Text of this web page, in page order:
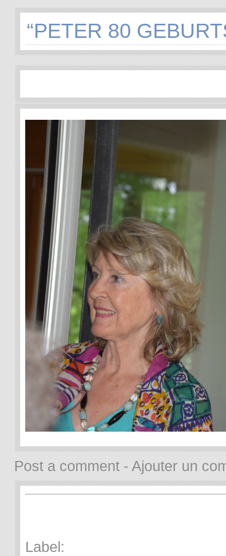
“PETER 80
Post a comment - Ajouter un
Label: